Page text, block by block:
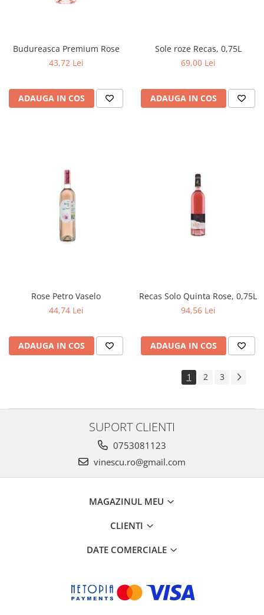
Budureasca Premium Rose
43,72 Lei
ADAUGA IN COS
Sole roze Recas, 0,75L
69,00 Lei
ADAUGA IN COS
Rose Petro Vaselo
44,74 Lei
ADAUGA IN COS
Recas Solo Quinta Rose, 0,75L
94,56 Lei
ADAUGA IN COS
1 2 3
SUPORT CLIENTI
0753081123
vinescu.ro@gmail.com
MAGAZINUL MEU
CLIENTI
DATE COMERCIALE